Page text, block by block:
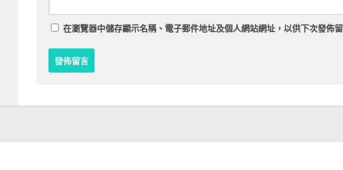
在瀏覽器中儲存顯示名稱、電子郵件地址及個人網站網址，以供下次發佈